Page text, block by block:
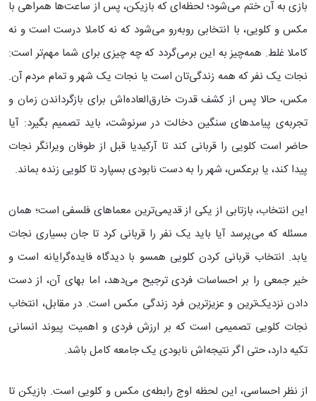
بازی به آن ختم می‌شود؛ لحظه‌ای که بازیکن، پس از ساعت‌ها همراهی با
مکس و کلویی، با انتخابی روبه‌رو می‌شود که نه کاملا درست است و نه
کاملا غلط. همه‌چیز به این برمی‌گردد که چه چیزی برای شما مهم‌تر است:
نجات یک نفر که همه زندگی‌تان است یا نجات یک شهر و تمام مردم آن.
مکس، حالا پس از کشف قدرت خارق‌العاده‌اش برای بازگرداندن زمان و
تجربه‌ی پیامدهای سنگین دخالت در سرنوشت، باید تصمیم بگیرد: آیا
حاضر است کلویی را قربانی کند تا آرکیدیا قبل از طوفان ویرانگر نجات
پیدا کند، یا برعکس، شهر را به دست نابودی بسپارد تا کلویی زنده بماند.
این انتخاب، بازتابی از یکی از قدیمی‌ترین معماهای فلسفی است؛ همان
مسئله که می‌پرسد آیا باید یک نفر را قربانی کرد تا جان بسیاری نجات
یابد. انتخاب قربانی کردن کلویی همسو با دیدگاه فایده‌گرایانه است و
خیر جمعی را بر احساسات فردی ترجیح می‌دهد، اما بهای آن، از دست
دادن نزدیک‌ترین و عزیزترین فرد زندگی مکس است. در مقابل، انتخاب
نجات کلویی تصمیمی است که بر ارزش فردی و اهمیت پیوند انسانی
تکیه دارد، حتی اگر نتیجه‌اش نابودی یک جامعه کامل باشد.
از نظر احساسی، این لحظه اوج رابطه‌ی مکس و کلویی است. بازیکن تا